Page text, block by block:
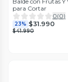
para Cortar
0(0)
23% $31.990
$41.990